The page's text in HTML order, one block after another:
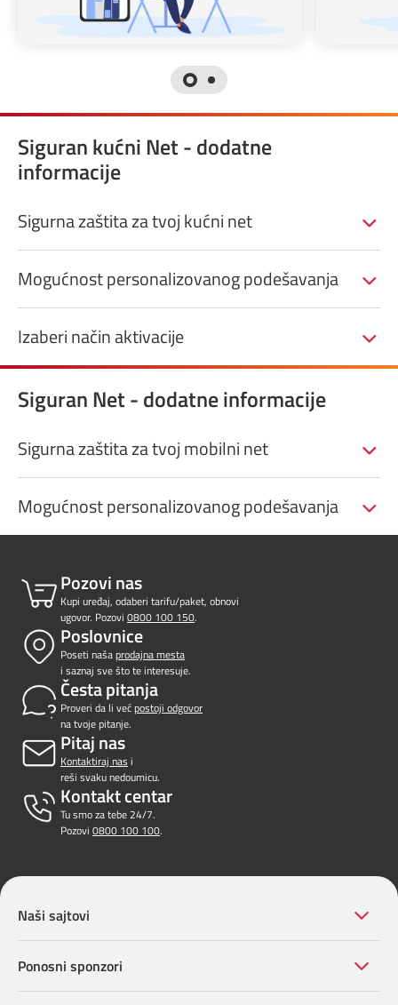
Siguran kućni Net - dodatne
informacije
Sigurna zaštita za tvoj kućni net
Mogućnost personalizovanog podešavanja
Izaberi način aktivacije
Siguran Net - dodatne informacije
Sigurna zaštita za tvoj mobilni net
Mogućnost personalizovanog podešavanja
Pozovi nas
Kupi uređaj, odaberi tarifu/paket, obnovi
ugovor. Pozovi 0800 100 150.
Poslovnice
Poseti našaprodajna mesta
i saznaj sve što te interesuje.
Česta pitanja
Proveri da li većpostoji odgovor
na tvoje pitanje.
Pitaj nas
Kontaktiraj nas i
reši svaku nedoumicu.
Kontakt centar
Tu smo za tebe 24/7.
Pozovi 0800 100 100.
Naši sajtovi
Ponosni sponzori